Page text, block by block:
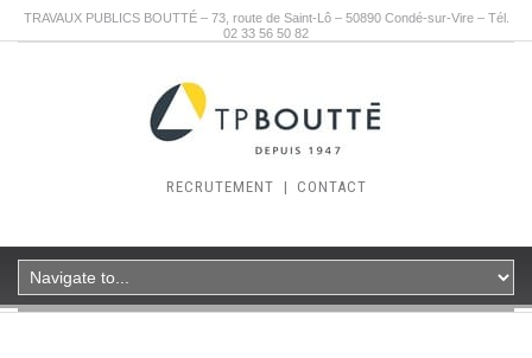
TRAVAUX PUBLICS BOUTTÉ – 73, route de Saint-Lô – 50890 Condé-sur-Vire – Tél.
02 33 56 50 82
RECRUTEMENT | CONTACT